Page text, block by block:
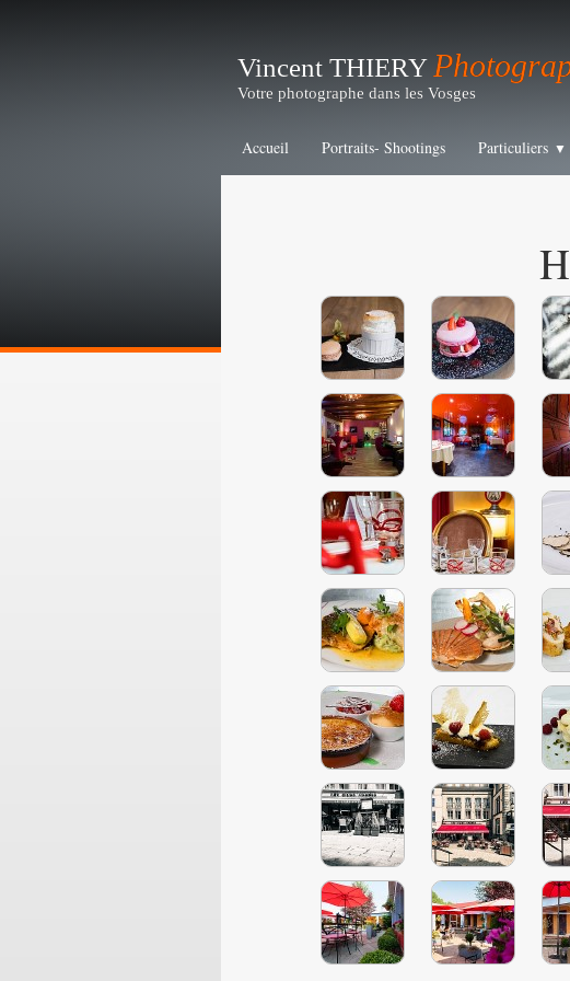
Vincent THIERY
Votre photographe dans les Vosges
Accueil Portraits- Shootings Particuliers ▼